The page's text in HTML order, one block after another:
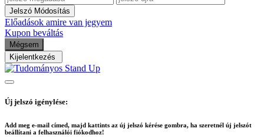
Jelszó Módosítás
Előadások amire van jegyem
Kupon beváltás
Mégsem
Kijelentkezés
Új jelszó igénylése:
Add meg e-mail címed, majd kattints az új jelszó kérése gombra, ha szeretnél új jelszót
beállítani a felhasználói fiókodhoz!